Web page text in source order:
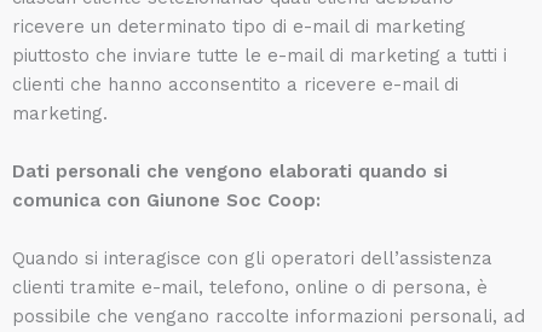
ricevere un determinato tipo di e-mail di marketing
piuttosto che inviare tutte le e-mail di marketing a tutti i
clienti che hanno acconsentito a ricevere e-mail di
marketing.
Dati personali che vengono elaborati quando si
comunica con Giunone Soc Coop:
Quando si interagisce con gli operatori dell’assistenza
clienti tramite e-mail, telefono, online o di persona, è
possibile che vengano raccolte informazioni personali, ad